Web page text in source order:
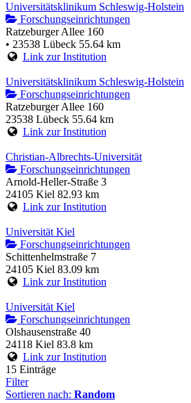
Universitätsklinikum Schleswig-Holstein
Forschungseinrichtungen
Ratzeburger Allee 160
• 23538 Lübeck 55.64 km
Link zur Institution
Universitätsklinikum Schleswig-Holstein
Forschungseinrichtungen
Ratzeburger Allee 160
23538 Lübeck 55.64 km
Link zur Institution
Christian-Albrechts-Universität
Forschungseinrichtungen
Arnold-Heller-Straße 3
24105 Kiel 82.93 km
Link zur Institution
Universität Kiel
Forschungseinrichtungen
Schittenhelmstraße 7
24105 Kiel 83.09 km
Link zur Institution
Universität Kiel
Forschungseinrichtungen
Olshausenstraße 40
24118 Kiel 83.8 km
Link zur Institution
15 Einträge
Filter
Sortieren nach: Random